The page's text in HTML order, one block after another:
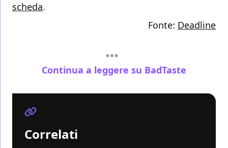
scheda.
Fonte: Deadline
Continua a leggere su BadTaste
Correlati